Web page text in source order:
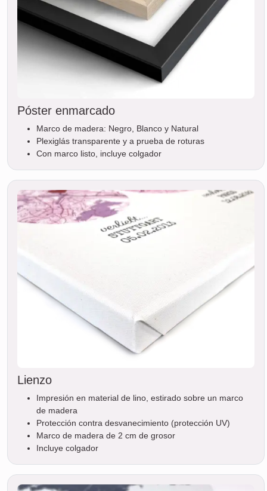
Póster enmarcado
Marco de madera: Negro, Blanco y Natural
Plexiglás transparente y a prueba de roturas
Con marco listo, incluye colgador
Lienzo
Impresión en material de lino, estirado sobre un marco
de madera
Protección contra desvanecimiento (protección UV)
Marco de madera de 2 cm de grosor
Incluye colgador